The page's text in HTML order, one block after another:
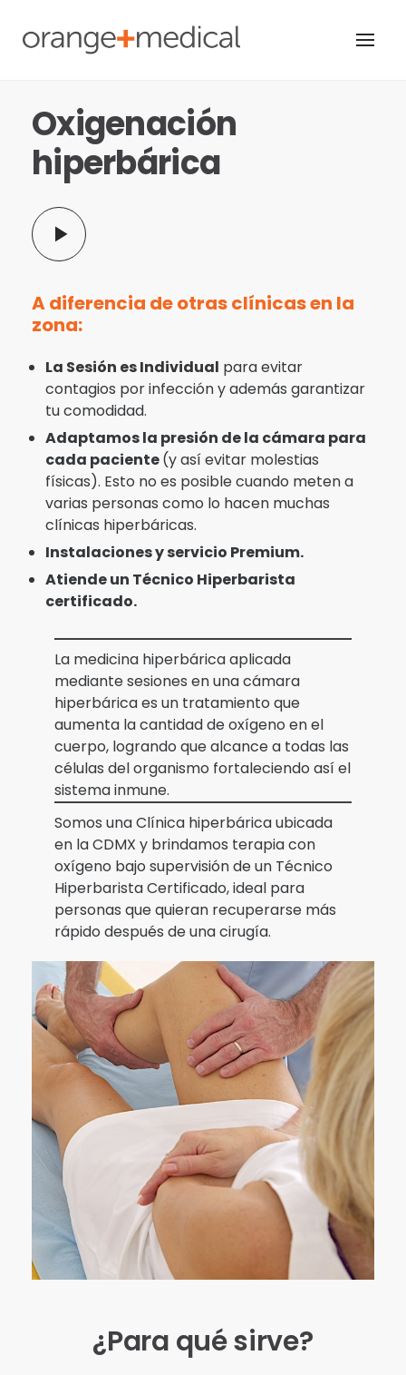
content
Oxigenación
hiperbárica
A diferencia de otras clínicas en la
zona:
La Sesión es Individual para evitar
contagios por infección y además garantizar
tu comodidad.
Adaptamos la presión de la cámara para
cada paciente(y así evitar molestias
físicas). Esto no es posible cuando meten a
varias personas como lo hacen muchas
clínicas hiperbáricas.
Instalaciones y servicio Premium.
Atiende un Técnico Hiperbarista
certificado.
La medicina hiperbárica aplicada
mediante sesiones en una cámara
hiperbárica es un tratamiento que
aumenta la cantidad de oxígeno en el
cuerpo, logrando que alcance a todas las
células del organismo fortaleciendo así el
sistema inmune.
Somos una Clínica hiperbárica ubicada
en la CDMX y brindamos terapia con
oxígeno bajo supervisión de un Técnico
Hiperbarista Certificado, ideal para
personas que quieran recuperarse más
rápido después de una cirugía.
¿Para qué sirve?